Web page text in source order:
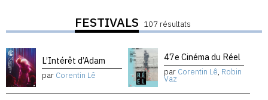
FESTIVALS 107 résultats
L’Intérêt d’Adam
par Corentin Lê
47e Cinéma du Réel
par Corentin Lê, Robin
Vaz